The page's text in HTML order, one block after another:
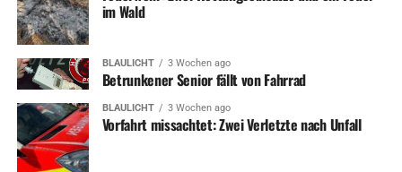
im Wald
BLAULICHT 3 Wochen ago
Betrunkener Senior fällt von Fahrrad
BLAULICHT 3 Wochen ago
Vorfahrt missachtet: Zwei Verletzte nach Unfall